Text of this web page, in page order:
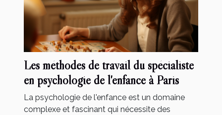
Les méthodes de travail du spécialiste
en psychologie de l'enfance à Paris
La psychologie de l'enfance est un domaine
complexe et fascinant qui nécessite des